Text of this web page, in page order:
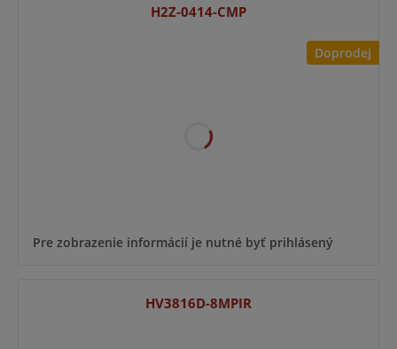
Doprodej
H2Z-0414-CMP
Pre zobrazenie informácií je nutné byť prihlásený
HV3816D-8MPIR